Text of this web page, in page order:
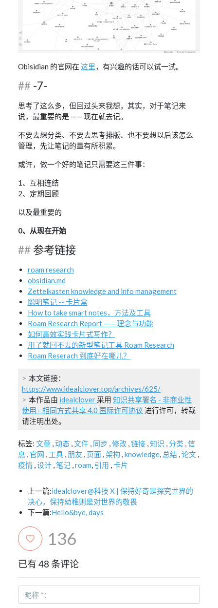
Obisidian 的官网在这里，有兴趣的话可以试一试。
-7-
思考了这么多，但回过头来我想，其实，对于笔记来
说，最重要的是 —— 现在就去记。
不要去想分类、不要去思考排版、也不要想以后该怎么
管理，先让笔记的量有所积累。
或许，做一个好的笔记只需要这三件事：
1、互相连结
2、定期回顾
以及最重要的
0、从现在开始
参考链接
roam research
obsidian.md
Zettelkasten knowledge and info management
聪明笔记 -- 卡片盒
How to take smart notes，方法及工具
Roam Research Report —— 理念与功能
如何高效实践卡片式写作？
用了就回不去的新型笔记工具 Roam Research
Roam Reserach 到底好在哪儿？
本文链接：
https://www.idealclover.top/archives/625/
本作品由 idealclover 采用知识共享署名 - 非商业性
使用 - 相同方式共享 4.0 国际许可协议 进行许可，转载
请注明出处。
标签:文章 ,动态 ,文件 , 同步 ,修改 ,链接 ,知识 , 分类 ,信
息 , 官网 , 工具 , 朋友 , 页面 ,架构 ,knowledge, 总结 ,论文 ,
疫情 ,设计 ,笔记 ,roam, 引用 ,卡片
上一篇:idealclover@科技 X | 保持好奇是探究世界的
决心，保持幼稚则是对世界的敬畏
下一篇:Hello&bye, days
136
已有 48 条评论